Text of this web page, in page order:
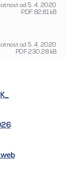
od 5. 4. 2020
PDF82.81 kB
od 5. 4. 2020
PDF230.28 kB